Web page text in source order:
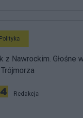
Polityka
z Nawrockim. Głośne
Redakcja